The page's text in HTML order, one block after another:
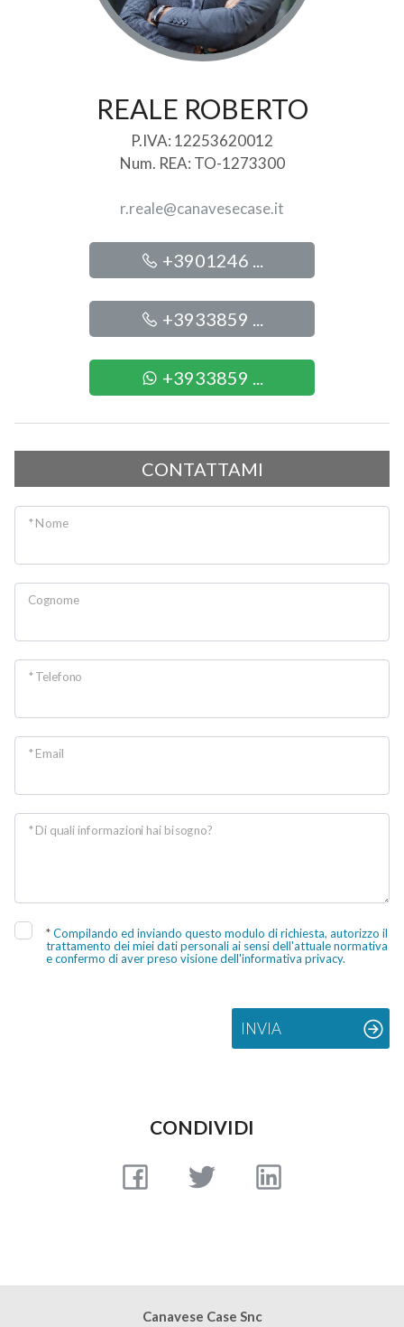
REALE ROBERTO
P.IVA: 12253620012
Num. REA: TO-1273300
r.reale@canavesecase.it
+3901246 ...
+3933859 ...
+3933859 ...
CONTATTAMI
* Nome
Cognome
* Telefono
* Email
* Di quali informazioni hai bisogno?
*Compilando ed inviando questo modulo di richiesta, autorizzo il
trattamento dei miei dati personali ai sensi dell'attuale normativa
e confermo di aver preso visione dell'informativa privacy.
INVIA
CONDIVIDI
Canavese Case Snc